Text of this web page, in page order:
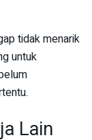
tidak menarik
untuk
Lain